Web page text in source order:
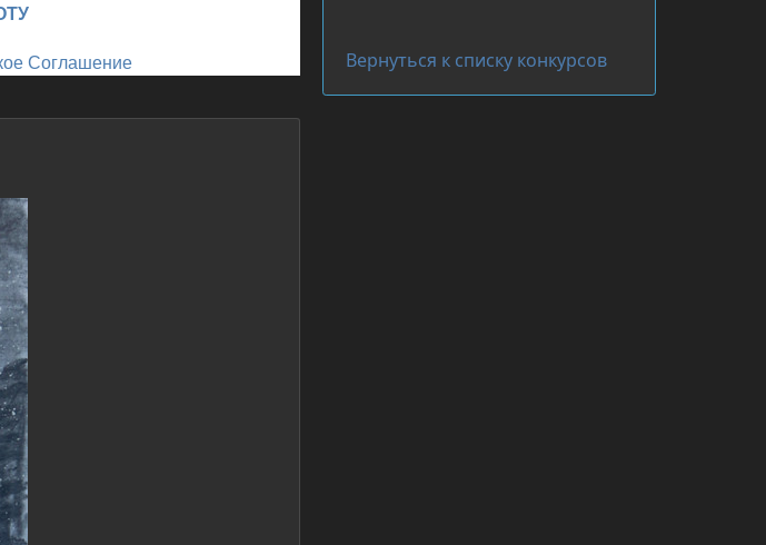
Соглашение Вернуться к списку конкурсов